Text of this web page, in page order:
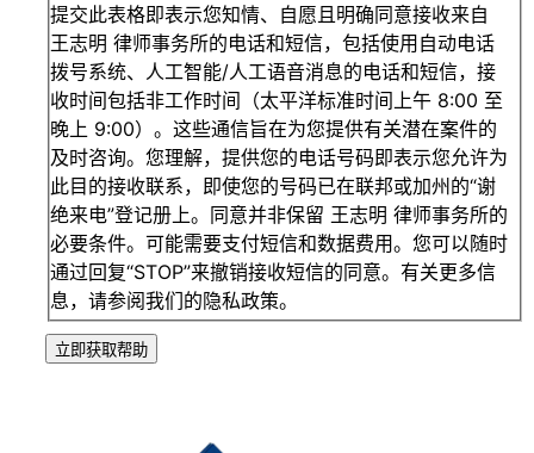
提交此表格即表示您知情、自愿且明确同意接收来自
王志明 律师事务所的电话和短信，包括使用自动电话
拨号系统、人工智能/人工语音消息的电话和短信，接
收时间包括非工作时间（太平洋标准时间上午 8:00 至
晚上 9:00）。这些通信旨在为您提供有关潜在案件的
及时咨询。您理解，提供您的电话号码即表示您允许为
此目的接收联系，即使您的号码已在联邦或加州的“谢
绝来电”登记册上。同意并非保留 王志明 律师事务所的
必要条件。可能需要支付短信和数据费用。您可以随时
通过回复“STOP”来撤销接收短信的同意。有关更多信
息，请参阅我们的隐私政策。
立即获取帮助